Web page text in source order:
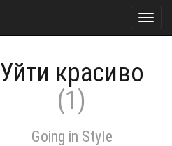
Уйти красиво
(1)
Going in Style